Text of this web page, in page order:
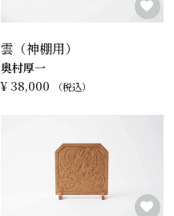
雲（神棚用）
¥ 38,000 税込
奥村厚一